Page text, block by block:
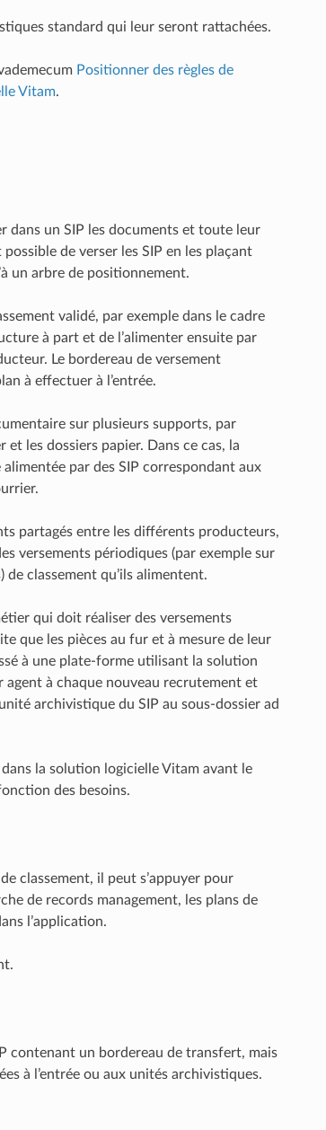
standard qui leur seront rattachées.
Positionner des règles de
Vitam.
dans un SIP les documents et toute leur
de verser les SIP en les plaçant
un arbre de positionnement.
validé, par exemple dans le cadre
à part et de l’alimenter ensuite par
Le bordereau de versement
à effectuer à l’entrée.
sur plusieurs supports, par
les dossiers papier. Dans ce cas, la
par des SIP correspondant aux
partagés entre les différents producteurs,
versements périodiques (par exemple sur
de classement qu’ils alimentent.
qui doit réaliser des versements
que les pièces au fur et à mesure de leur
à une plate-forme utilisant la solution
à chaque nouveau recrutement et
archivistique du SIP au sous-dossier ad
la solution logicielle Vitam avant le
des besoins.
classement, il peut s’appuyer pour
de records management, les plans de
l’application.
contenant un bordereau de transfert, mais
à l’entrée ou aux unités archivistiques.